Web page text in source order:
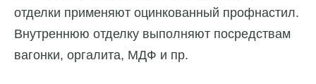
отделки применяют оцинкованный профнастил.
Внутреннюю отделку выполняют посредствам
вагонки, оргалита, МДФ и пр.